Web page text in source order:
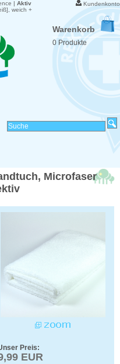
Kundenkonto
Warenkorb
0 Produkte
|Aktiv
weich +
, Microfaser
Preis:
EUR